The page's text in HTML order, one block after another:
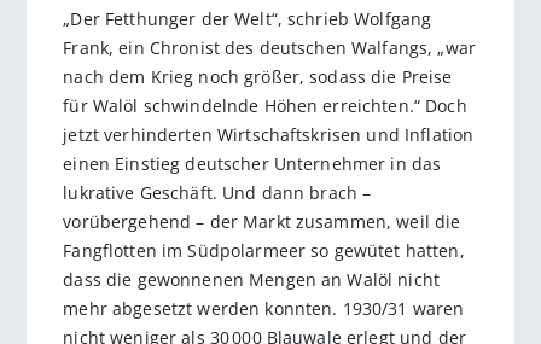
„Der Fetthunger der Welt“, schrieb Wolfgang
Frank, ein Chronist des deutschen Walfangs, „war
nach dem Krieg noch größer, sodass die Preise
für Walöl schwindelnde Höhen erreichten.“ Doch
jetzt verhinderten Wirtschaftskrisen und Inflation
einen Einstieg deutscher Unternehmer in das
lukrative Geschäft. Und dann brach –
vorübergehend – der Markt zusammen, weil die
Fangflotten im Südpolarmeer so gewütet hatten,
dass die gewonnenen Mengen an Walöl nicht
mehr abgesetzt werden konnten. 1930/31 waren
nicht weniger als 30 000 Blauwale erlegt und der